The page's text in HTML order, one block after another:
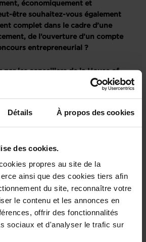
Détails À propos des cookies
des cookies.
propres au site de la
ainsi que des cookies tiers afin
du site, reconnaître votre
le contenu et les annonces en
offrir des fonctionnalités
sociaux et d'analyser le trafic sur
économiquement et
être souhaitez-vous également
complet dans le cadre d’une
de l’ouverture d’un compte
entrepreneurial ?
par les conseillers de la House of
point de contact unique pour les
session dédiée aux
Plan et du Plan financier. Elle
et élaborer une stratégie
votre entreprise, à travers un
suivi d’une session de
thématiques abordées.